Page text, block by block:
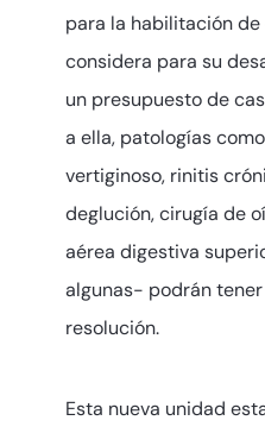
para la habilitación
considera para su
un presupuesto de
a ella, patologías
vertiginoso, rinitis
deglución, cirugía de
aérea digestiva
algunas- podrán
resolución.
Esta nueva unidad